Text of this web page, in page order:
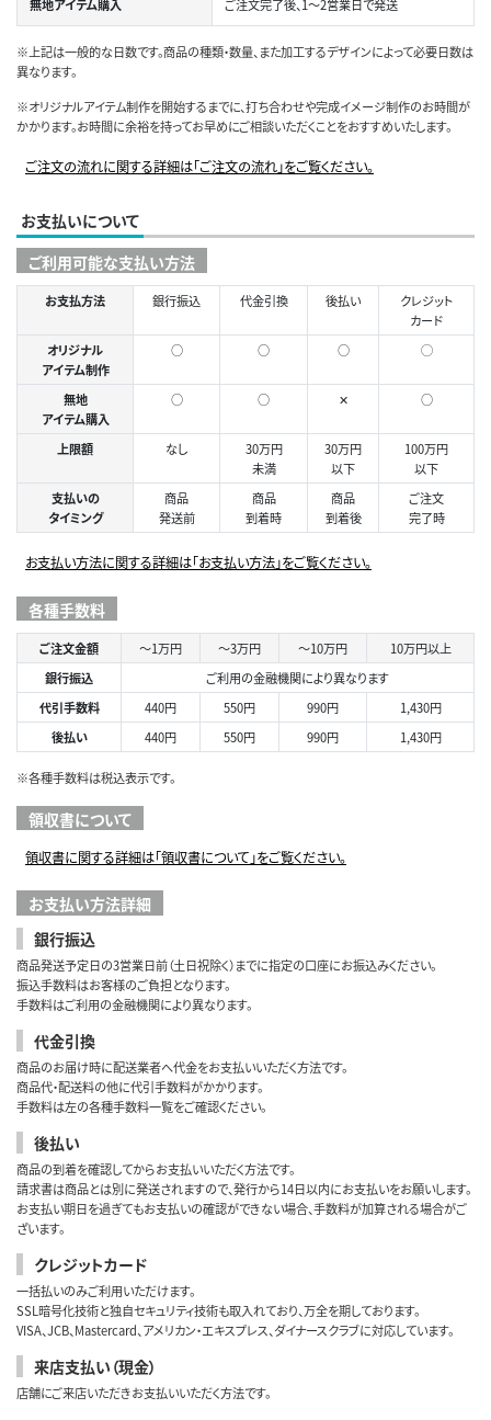
無地アイテム購入 ご注文完了後、1～2営業日で発送
※上記は一般的な日数です。商品の種類・数量、また加工するデザインによって必要日数は
異なります。
※オリジナルアイテム制作を開始するまでに、打ち合わせや完成イメージ制作のお時間が
かかります。お時間に余裕を持ってお早めにご相談いただくことをおすすめいたします。
ご注文の流れに関する詳細は「ご注文の流れ」をご覧ください。
お支払いについて
ご利用可能な支払い方法
お支払方法 銀行振込 代金引換 後払い
クレジット
カード
オリジナル
アイテム制作
○ ○ ○ ◯
無地
アイテム購入
○ ○ ✕ ○
上限額 なし
30万円
未満
30万円
以下
100万円
以下
支払いの
タイミング
商品
発送前
商品
到着時
商品
到着後
ご注文
完了時
お支払い方法に関する詳細は「お支払い方法」をご覧ください。
各種手数料
ご注文金額 ～1万円 ～3万円 ～10万円
10万円以上
銀行振込
ご利用の金融機関により異なります
代引手数料
440円 550円 990円
1,430円
後払い
440円 550円 990円 1,430円
※各種手数料は税込表示です。
領収書について
領収書に関する詳細は「領収書について」をご覧ください。
お支払い方法詳細
銀行振込
商品発送予定日の3営業日前（土日祝除く）までに指定の口座にお振込みください。
振込手数料はお客様のご負担となります。
手数料はご利用の金融機関により異なります。
代金引換
商品のお届け時に配送業者へ代金をお支払いいただく方法です。
商品代・配送料の他に代引手数料がかかります。
手数料は左の各種手数料一覧をご確認ください。
後払い
商品の到着を確認してからお支払いいただく方法です。
請求書は商品とは別に発送されますので、発行から14日以内にお支払いをお願いします。
お支払い期日を過ぎてもお支払いの確認ができない場合、手数料が加算される場合がご
ざいます。
クレジットカード
一括払いのみご利用いただけます。
SSL暗号化技術と独自セキュリティ技術も取入れており、万全を期しております。
VISA、JCB、Mastercard、アメリカン・エキスプレス、ダイナースクラブに対応しています。
来店支払い（現金）
店舗にご来店いただきお支払いいただく方法です。